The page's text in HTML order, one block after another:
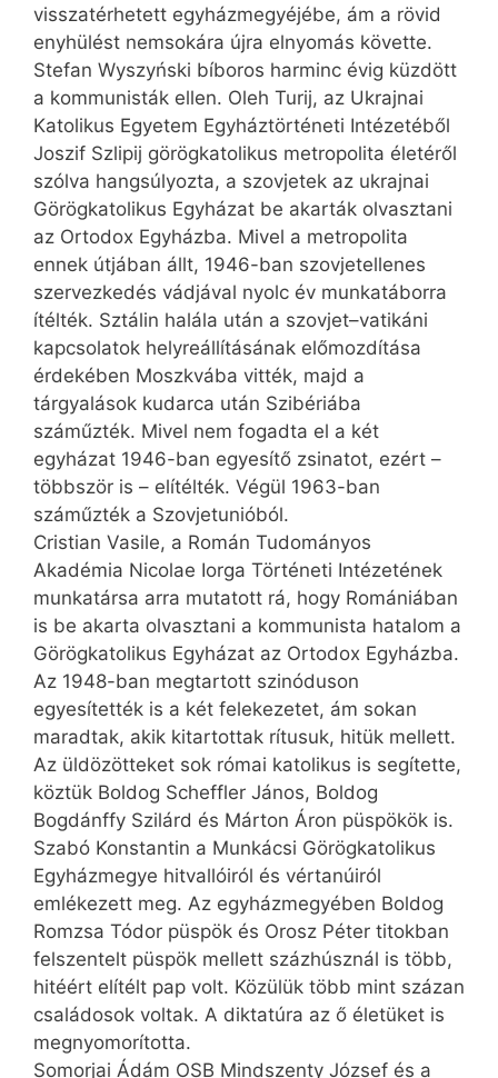
visszatérhetett egyházmegyéjébe, ám a rövid
enyhülést nemsokára újra elnyomás követte.
Stefan Wyszyński bíboros harminc évig küzdött
a kommunisták ellen. Oleh Turij, az Ukrajnai
Katolikus Egyetem Egyháztörténeti Intézetéből
Joszif Szlipij görögkatolikus metropolita életéről
szólva hangsúlyozta, a szovjetek az ukrajnai
Görögkatolikus Egyházat be akarták olvasztani
az Ortodox Egyházba. Mivel a metropolita
ennek útjában állt, 1946-ban szovjetellenes
szervezkedés vádjával nyolc év munkatáborra
ítélték. Sztálin halála után a szovjet–vatikáni
kapcsolatok helyreállításának előmozdítása
érdekében Moszkvába vitték, majd a
tárgyalások kudarca után Szibériába
száműzték. Mivel nem fogadta el a két
egyházat 1946-ban egyesítő zsinatot, ezért –
többször is – elítélték. Végül 1963-ban
száműzték a Szovjetunióból.
Cristian Vasile, a Román Tudományos
Akadémia Nicolae Iorga Történeti Intézetének
munkatársa arra mutatott rá, hogy Romániában
is be akarta olvasztani a kommunista hatalom a
Görögkatolikus Egyházat az Ortodox Egyházba.
Az 1948-ban megtartott szinóduson
egyesítették is a két felekezetet, ám sokan
maradtak, akik kitartottak rítusuk, hitük mellett.
Az üldözötteket sok római katolikus is segítette,
köztük Boldog Scheffler János, Boldog
Bogdánffy Szilárd és Márton Áron püspökök is.
Szabó Konstantin a Munkácsi Görögkatolikus
Egyházmegye hitvallóiról és vértanúiról
emlékezett meg. Az egyházmegyében Boldog
Romzsa Tódor püspök és Orosz Péter titokban
felszentelt püspök mellett százhúsznál is több,
hitéért elítélt pap volt. Közülük több mint százan
családosok voltak. A diktatúra az ő életüket is
megnyomorította.
Somorjai Ádám OSB Mindszenty József és a